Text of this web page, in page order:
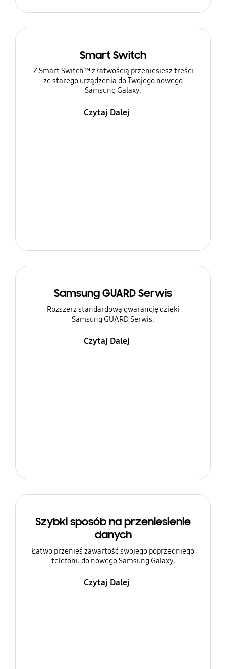
Smart Switch
Z Smart Switch™ z łatwością przeniesiesz treści
ze starego urządzenia do Twojego nowego
Samsung Galaxy.
Czytaj Dalej
Samsung GUARD Serwis
Rozszerz standardową gwarancję dzięki
Samsung GUARD Serwis.
Czytaj Dalej
Szybki sposób na przeniesienie
danych
Łatwo przenieś zawartość swojego poprzedniego
telefonu do nowego Samsung Galaxy.
Czytaj Dalej